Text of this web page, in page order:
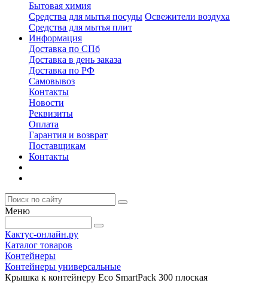
Бытовая химия
Средства для мытья посуды Освежители воздуха
Средства для мытья плит
Информация
Доставка по СПб
Доставка в день заказа
Доставка по РФ
Самовывоз
Контакты
Новости
Реквизиты
Оплата
Гарантия и возврат
Поставщикам
Контакты
Меню
Кактус-онлайн.ру
Каталог товаров
Контейнеры
Контейнеры универсальные
Крышка к контейнеру Eco SmartPack 300 плоская